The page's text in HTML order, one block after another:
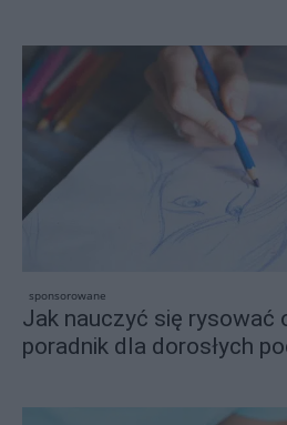
sponsorowane
Jak nauczyć się rysować
poradnik dla dorosłych